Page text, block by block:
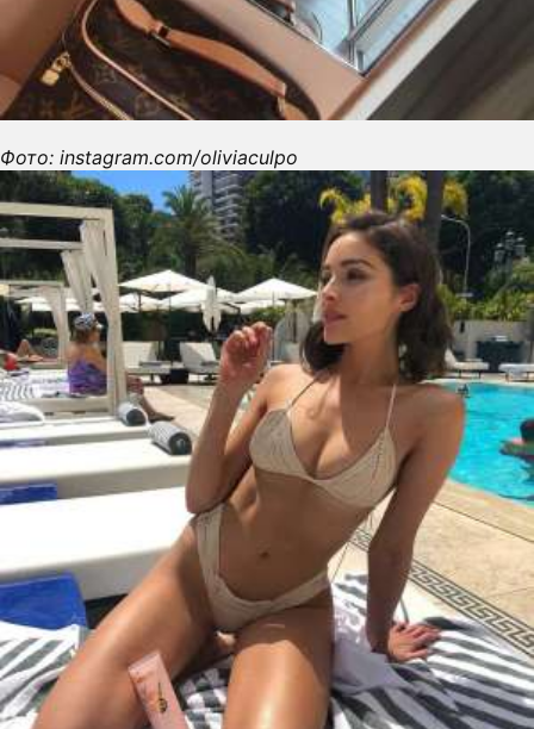
Фото: instagram.com/oliviaculpo